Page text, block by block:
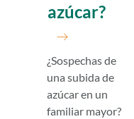
azúcar?
¿Sospechas de
una subida de
azúcar en un
familiar mayor?